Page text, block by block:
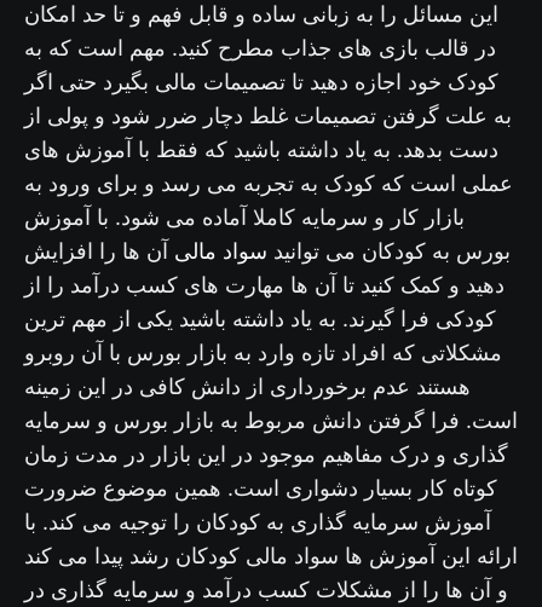
این مسائل را به زبانی ساده و قابل فهم و تا حد امکان
در قالب بازی های جذاب مطرح کنید. مهم است که به
کودک خود اجازه دهید تا تصمیمات مالی بگیرد حتی اگر
به علت گرفتن تصمیمات غلط دچار ضرر شود و پولی از
دست بدهد. به یاد داشته باشید که فقط با آموزش های
عملی است که کودک به تجربه می رسد و برای ورود به
بازار کار و سرمایه کاملا آماده می شود. با آموزش
بورس به کودکان می توانید سواد مالی آن ها را افزایش
دهید و کمک کنید تا آن ها مهارت های کسب درآمد را از
کودکی فرا گیرند. به یاد داشته باشید یکی از مهم ترین
مشکلاتی که افراد تازه وارد به بازار بورس با آن روبرو
هستند عدم برخورداری از دانش کافی در این زمینه
است. فرا گرفتن دانش مربوط به بازار بورس و سرمایه
گذاری و درک مفاهیم موجود در این بازار در مدت زمان
کوتاه کار بسیار دشواری است. همین موضوع ضرورت
آموزش سرمایه گذاری به کودکان را توجیه می کند. با
ارائه این آموزش ها سواد مالی کودکان رشد پیدا می کند
و آن ها را از مشکلات کسب درآمد و سرمایه گذاری در